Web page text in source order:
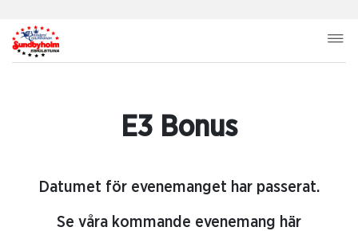
E3 Bonus
Datumet för evenemanget har passerat.
Se våra kommande evenemang här